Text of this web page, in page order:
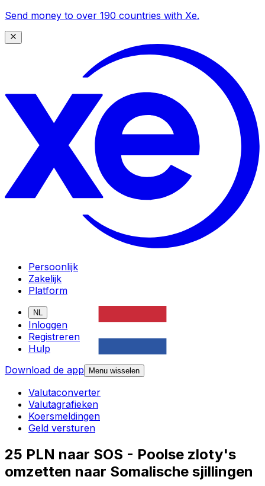
Send money to over 190 countries with Xe.
Persoonlijk
Zakelijk
Platform
NL
Inloggen
Registreren
Hulp
Download de app
Menu wisselen
Valutaconverter
Valutagrafieken
Koersmeldingen
Geld versturen
25 PLN naar SOS - Poolse zloty's
omzetten naar Somalische sjillingen